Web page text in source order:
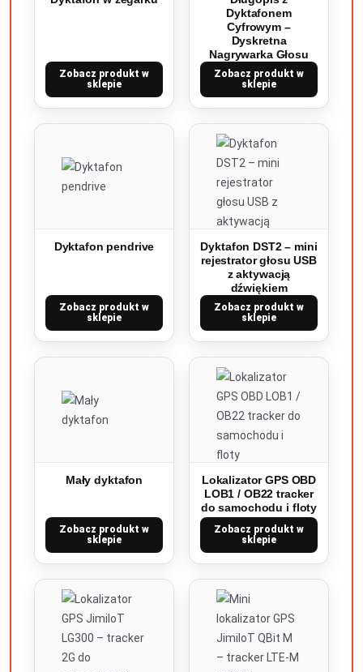
Zobacz produkt w
sklepie
Dyktafonem
Cyfrowym –
Dyskretna
Nagrywarka Głosu
Zobacz produkt w
sklepie
Dyktafon pendrive
Zobacz produkt w
sklepie
Dyktafon DST2 – mini
rejestrator głosu USB
z aktywacją
dźwiękiem
Zobacz produkt w
sklepie
Mały dyktafon
Zobacz produkt w
sklepie
Lokalizator GPS OBD
LOB1 / OB22 tracker
do samochodu i floty
Zobacz produkt w
sklepie